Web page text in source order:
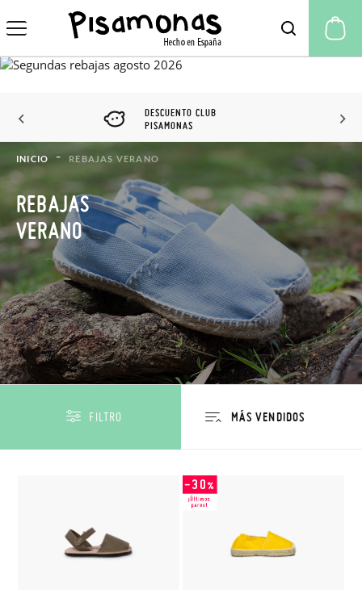
DESCUENTO CLUB
PISAMONAS
INICIO REBAJAS VERANO
REBAJAS
VERANO
FILTRO